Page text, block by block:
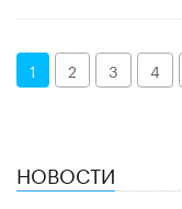
1 2 3 4
НОВОСТИ